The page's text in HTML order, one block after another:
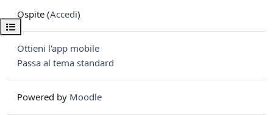
Apri indice del corso
Ospite (Accedi)
Ottieni l'app mobile
Passa al tema standard
Powered by Moodle